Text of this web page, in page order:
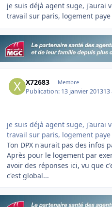
je suis déjà agent suge, j'aurai
travail sur paris, logement paye
X72683 Membre
Publication: 13 janvier 201313
je suis déjà agent suge, j'aurai
travail sur paris, logement paye
Ton DPX n'aurait pas des infos
Après pour le logement par
avoir des réponses ici, vu que
c'est global...